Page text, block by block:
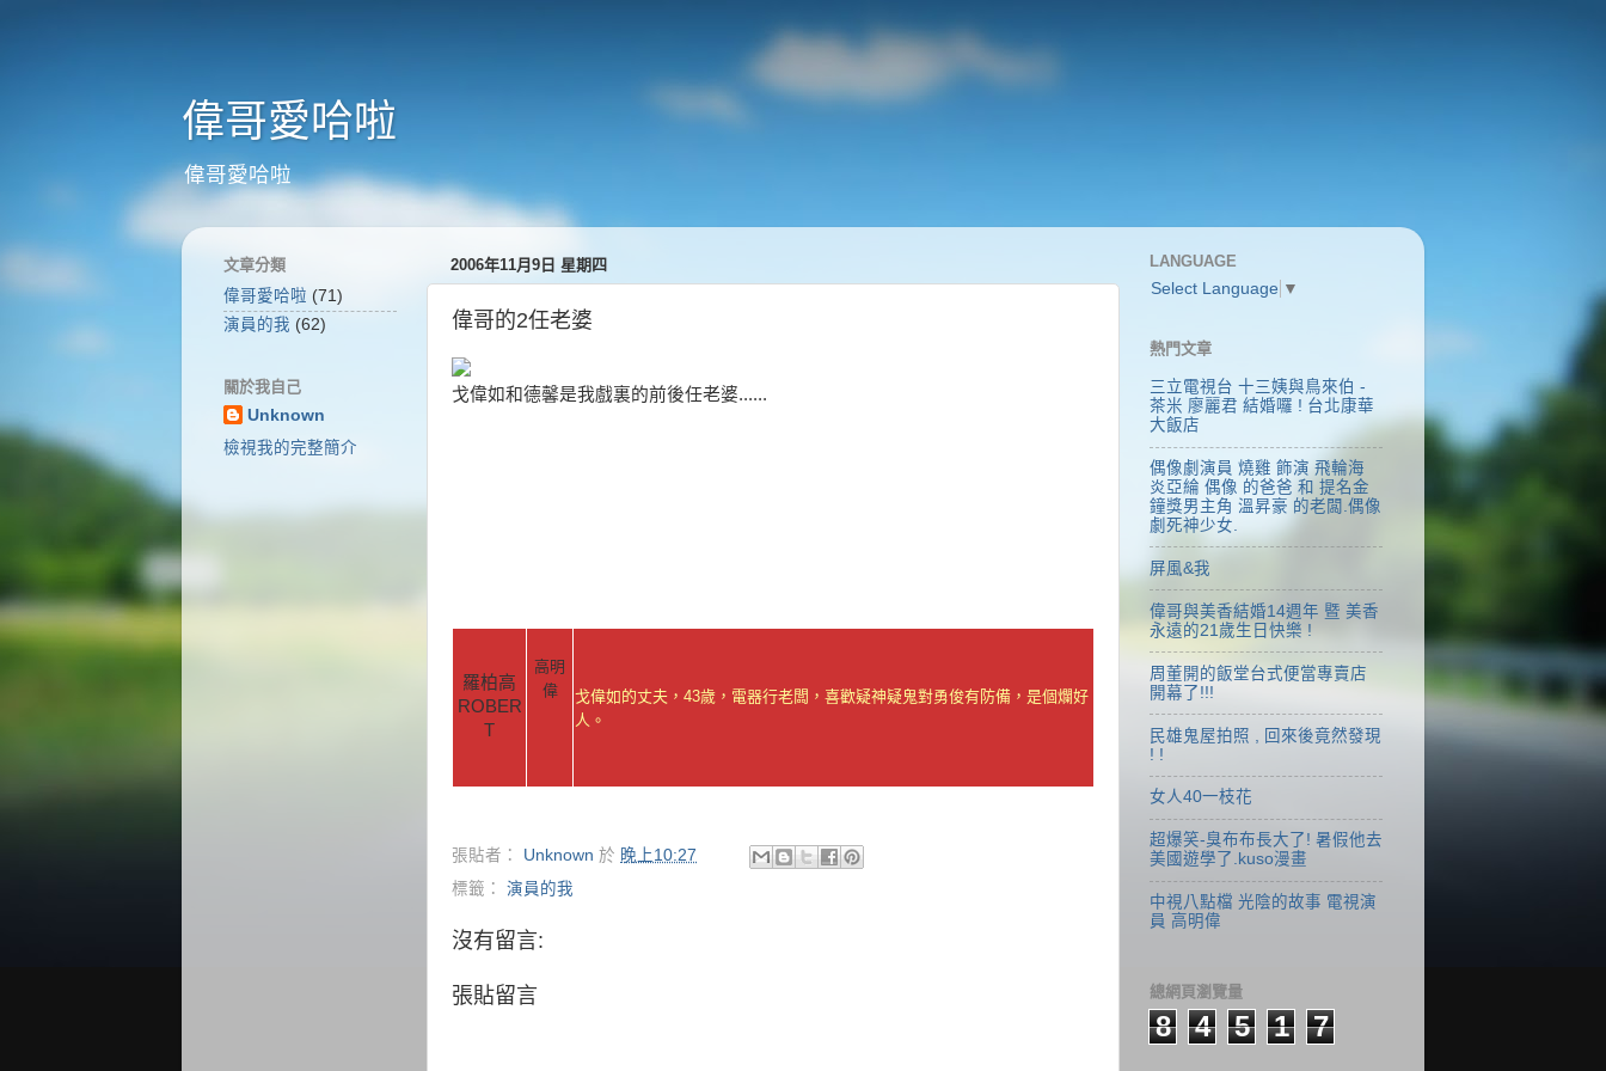
偉哥愛哈啦
偉哥愛哈啦
2006年11月9日 星期四
偉哥的2任老婆
戈偉如和德馨是我戲裏的前後任老婆......
羅柏高
ROBER
T
高明
偉
戈偉如的丈夫，43歲，電器行老闆，喜歡疑神疑鬼對勇俊有防備，是個爛好
人。
張貼者： Unknown 於 晚上10:27
標籤： 演員的我
沒有留言:
張貼留言
文章分類
偉哥愛哈啦 (71)
演員的我 (62)
關於我自己
Unknown
檢視我的完整簡介
LANGUAGE
Select Language ▼
熱門文章
三立電視台 十三姨與鳥來伯 -
茶米 廖麗君 結婚囉 ! 台北康華
大飯店
偶像劇演員 燒雞 飾演 飛輪海
炎亞綸 偶像 的爸爸 和 提名金
鐘獎男主角 溫昇豪 的老闆.偶像
劇死神少女.
屏風&我
偉哥與美香結婚14週年 暨 美香
永遠的21歲生日快樂 !
周董開的飯堂台式便當專賣店
開幕了!!!
民雄鬼屋拍照 , 回來後竟然發現
! !
女人40一枝花
超爆笑-臭布布長大了! 暑假他去
美國遊學了.kuso漫畫
中視八點檔 光陰的故事 電視演
員 高明偉
總網頁瀏覽量
8 4 5 1 7